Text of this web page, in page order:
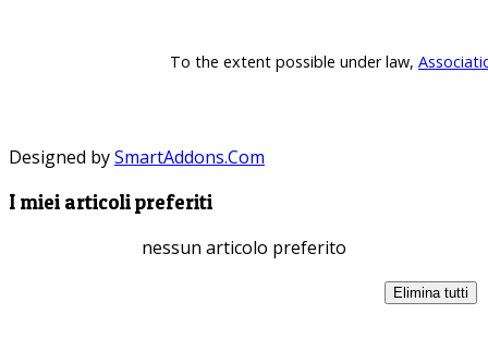
To the extent possible under law,
Designed bySmartAddons.Com
I miei articoli preferiti
nessun articolo preferito